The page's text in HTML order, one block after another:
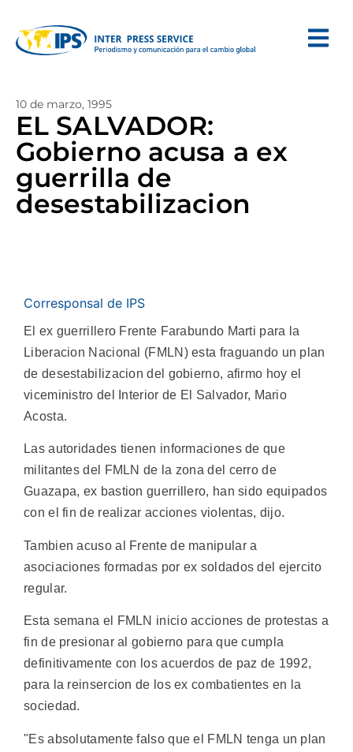
10 de marzo, 1995
EL SALVADOR:
Gobierno acusa a ex
guerrilla de
desestabilizacion
Corresponsal de IPS
El ex guerrillero Frente Farabundo Marti para la
Liberacion Nacional (FMLN) esta fraguando un plan
de desestabilizacion del gobierno, afirmo hoy el
viceministro del Interior de El Salvador, Mario
Acosta.
Las autoridades tienen informaciones de que
militantes del FMLN de la zona del cerro de
Guazapa, ex bastion guerrillero, han sido equipados
con el fin de realizar acciones violentas, dijo.
Tambien acuso al Frente de manipular a
asociaciones formadas por ex soldados del ejercito
regular.
Esta semana el FMLN inicio acciones de protestas a
fin de presionar al gobierno para que cumpla
definitivamente con los acuerdos de paz de 1992,
para la reinsercion de los ex combatientes en la
sociedad.
"Es absolutamente falso que el FMLN tenga un plan